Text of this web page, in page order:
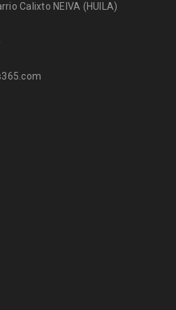
Calixto NEIVA (HUILA)